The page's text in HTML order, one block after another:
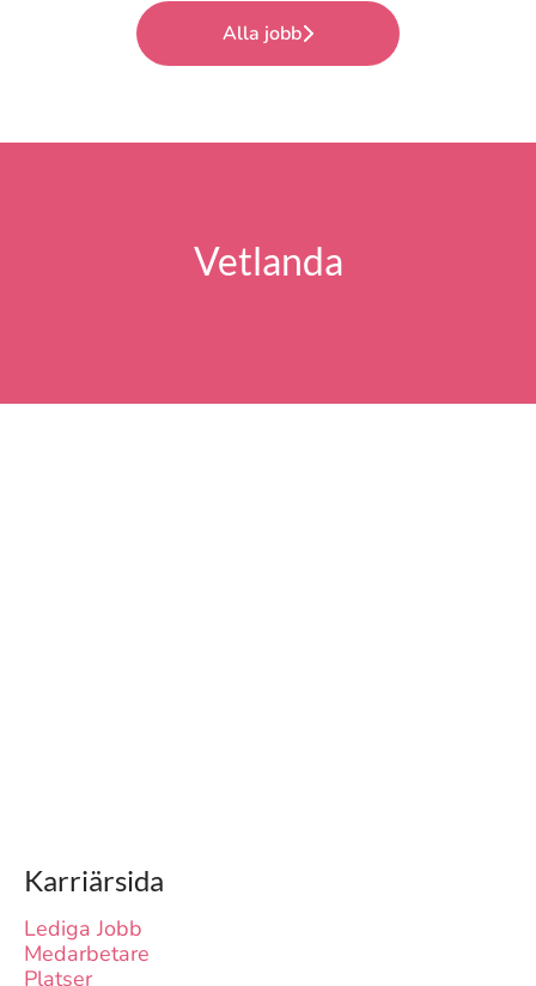
Alla jobb
Vetlanda
Karriärsida
Lediga Jobb
Medarbetare
Platser